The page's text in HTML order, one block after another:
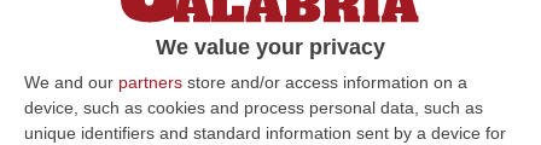
We value your privacy
We and our partners store and/or access information on a
device, such as cookies and process personal data, such as
unique identifiers and standard information sent by a device for
dovesse cambiare atteggiamento. Il
segretario provinciale del carroccio,
Giancarlo Cerrelli, né smentisce e né
conferma. Si limita a dire di non volere